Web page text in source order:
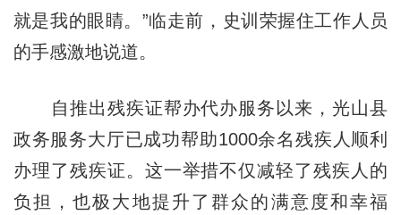
就是我的眼睛。”临走前，史训荣握住工作人员
的手感激地说道。
自推出残疾证帮办代办服务以来，光山县
政务服务大厅已成功帮助1000余名残疾人顺利
办理了残疾证。这一举措不仅减轻了残疾人的
负担，也极大地提升了群众的满意度和幸福